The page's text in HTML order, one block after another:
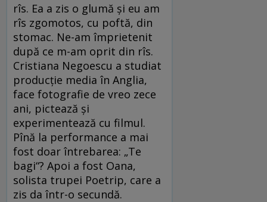
rîs. Ea a zis o glumă și eu am
rîs zgomotos, cu poftă, din
stomac. Ne-am împrietenit
după ce m-am oprit din rîs.
Cristiana Negoescu a studiat
producție media în Anglia,
face fotografie de vreo zece
ani, pictează și
experimentează cu filmul.
Pînă la performance a mai
fost doar întrebarea: „Te
bagi“? Apoi a fost Oana,
solista trupei Poetrip, care a
zis da într-o secundă.